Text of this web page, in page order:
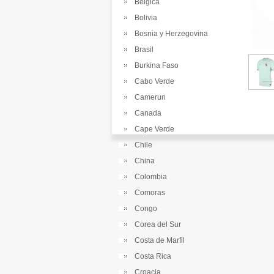
Belgica
Bolivia
Bosnia y Herzegovina
Brasil
Burkina Faso
Cabo Verde
Camerun
Canada
Cape Verde
Chile
China
Colombia
Comoras
Congo
Corea del Sur
Costa de Marfil
Costa Rica
Croacia